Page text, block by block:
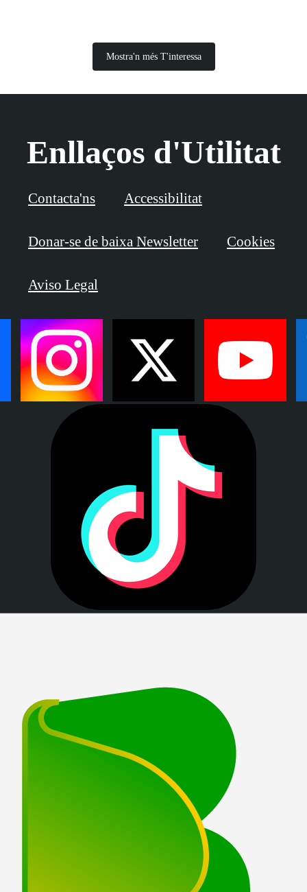
Mostra'n més T'interessa
Enllaços d'Utilitat
Contacta'ns Accessibilitat
Donar-se de baixa Newsletter Cookies
Aviso Legal